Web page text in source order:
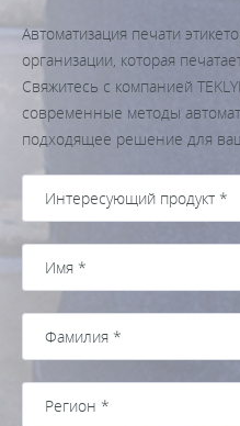
Автоматизация печати
организации, которая
Свяжитесь с компанией
современные методы
подходящее решение для